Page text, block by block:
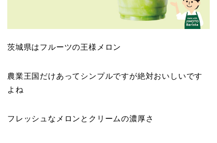
茨城県はフルーツの王様メロン
農業王国だけあってシンプルですが絶対おいしいです
よね
フレッシュなメロンとクリームの濃厚さ